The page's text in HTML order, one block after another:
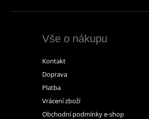
Vše o nákupu
Kontakt
Doprava
Platba
Vrácení zboží
Obchodní podmínky e-shop